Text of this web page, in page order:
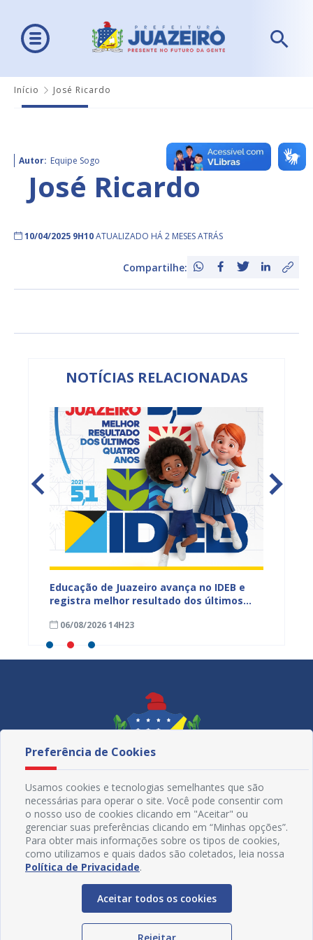
Início José Ricardo
Autor: Equipe Sogo
José Ricardo
10/04/2025 9H10ATUALIZADO HÁ 2 MESES ATRÁS
Compartilhe:
NOTÍCIAS RELACIONADAS
Educação de Juazeiro avança no IDEB e
registra melhor resultado dos últimos
06/08/2026 14H23
Redes Sociais
Preferência de Cookies
Usamos cookies e tecnologias semelhantes que são
necessárias para operar o site. Você pode consentir com
o nosso uso de cookies clicando em "Aceitar" ou
gerenciar suas preferências clicando em “Minhas opções”.
Para obter mais informações sobre os tipos de cookies,
como utilizamos e quais dados são coletados, leia nossa
Política de Privacidade.
Aceitar todos os cookies
Rejeitar